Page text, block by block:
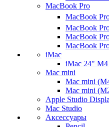
MacBook Pro
MacBook
MacBook
MacBook
MacBook
iMac
iMac 24" M4
Mac mini
Mac mini
Mac mini
Apple Studio
Mac Studio
Аксессуары